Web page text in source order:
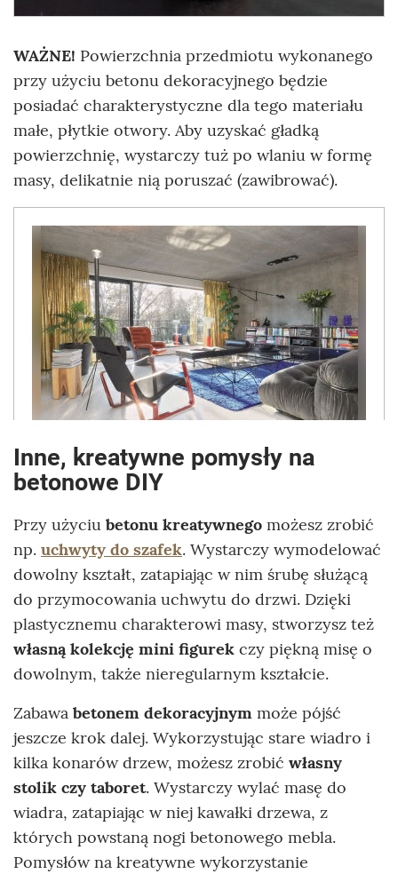
WAŻNE! Powierzchnia przedmiotu wykonanego
przy użyciu betonu dekoracyjnego będzie
posiadać charakterystyczne dla tego materiału
małe, płytkie otwory. Aby uzyskać gładką
powierzchnię, wystarczy tuż po wlaniu w formę
masy, delikatnie nią poruszać (zawibrować).
Inne, kreatywne pomysły na
betonowe DIY
Przy użyciu betonu kreatywnego możesz zrobić
np. uchwyty do szafek. Wystarczy wymodelować
dowolny kształt, zatapiając w nim śrubę służącą
do przymocowania uchwytu do drzwi. Dzięki
plastycznemu charakterowi masy, stworzysz też
własną kolekcję mini figurek czy piękną misę o
dowolnym, także nieregularnym kształcie.
Zabawa betonem dekoracyjnym może pójść
jeszcze krok dalej. Wykorzystując stare wiadro i
kilka konarów drzew, możesz zrobić własny
stolik czy taboret. Wystarczy wylać masę do
wiadra, zatapiając w niej kawałki drzewa, z
których powstaną nogi betonowego mebla.
Pomysłów na kreatywne wykorzystanie